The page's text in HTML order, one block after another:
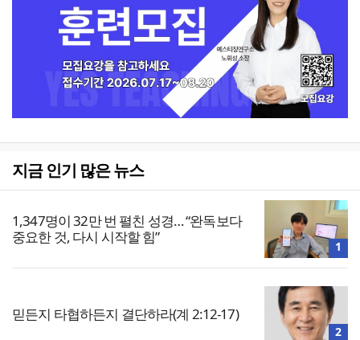
지금 인기 많은 뉴스
1,347명이 32만 번 펼친 성경… “완독보다
중요한 것, 다시 시작할 힘”
1
믿든지 타협하든지 결단하라(계 2:12-17)
2